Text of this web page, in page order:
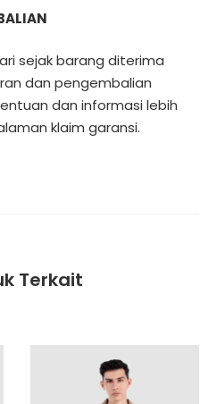
sejak barang diterima
dan pengembalian
dan informasi lebih
klaim garansi.
Terkait